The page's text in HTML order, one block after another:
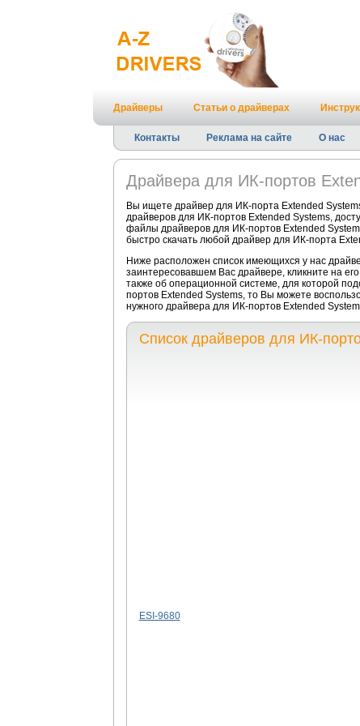
Драйверы Статьи о драйверах
Контакты Реклама на сайте О нас
Драйвера для ИК-портов
Вы ищете драйвер для ИК-порта Extended
драйверов для ИК-портов Extended Systems,
файлы драйверов для ИК-портов Extended
быстро скачать любой драйвер для ИК-порта
Ниже расположен список имеющихся у нас
заинтересовавшем Вас драйвере, кликните на
также об операционной системе, для которой
портов Extended Systems, то Вы можете
нужного драйвера для ИК-портов Extended
Список драйверов для ИК-
ESI-9680